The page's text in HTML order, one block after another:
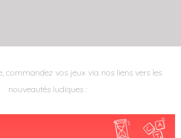
commandez vos jeux via nos liens vers les
nouveautés ludiques :